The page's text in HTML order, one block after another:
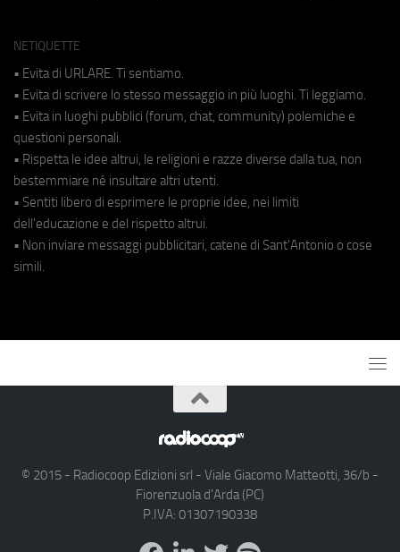
NETIQUETTE
• Evita di URLARE. Ti sentiamo.
• Evita di scrivere lo stesso messaggio in più luoghi. Ti leggiamo.
• Evita in luoghi pubblici (forum, chat, community) polemiche e
questioni personali.
• Rispetta le idee altrui, le religioni e razze diverse dalla tua, non
bestemmiare né insultare altri utenti.
• Sentiti libero di esprimere le proprie idee, nei limiti
dell'educazione e del rispetto altrui.
• Non inviare messaggi pubblicitari, catene di Sant'Antonio o cose
simili.
© 2015 - Radiocoop Edizioni srl - Viale Giacomo Matteotti, 36/b -
Fiorenzuola d'Arda (PC)
P.IVA: 01307190338